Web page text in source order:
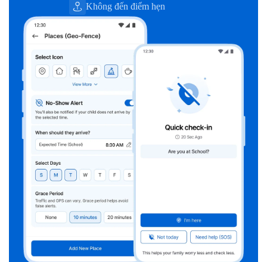
Không đến điểm hẹn